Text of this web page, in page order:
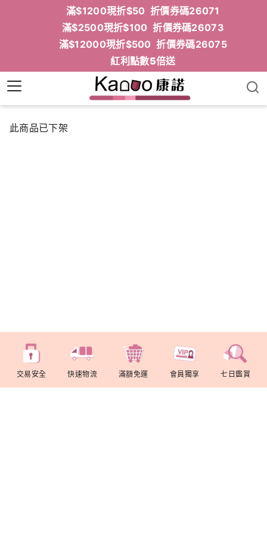
滿$1200現折$50 折價券碼26071
滿$2500現折$100 折價券碼26073
滿$12000現折$500 折價券碼26075
紅利點數5倍送
此商品已下架
交易安全 快速物流 滿額免運 會員獨享 七日鑑賞